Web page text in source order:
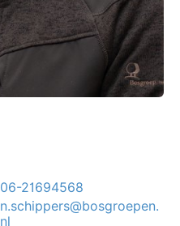
06-21694568
n.schippers@bosgroepen.
nl